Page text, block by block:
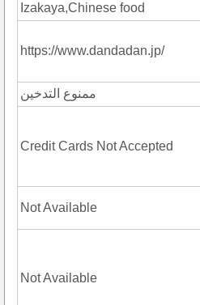
Izakaya,Chinese food
https://www.dandadan.jp/
ممنوع التدخين
Credit Cards Not Accepted
Not Available
Not Available